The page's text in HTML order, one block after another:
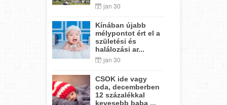
jan 30
Kínában újabb
mélypontot ért el a
születési és
halálozási ar...
jan 30
CSOK ide vagy
oda, decemberben
12 százalékkal
kevesebb baba ...